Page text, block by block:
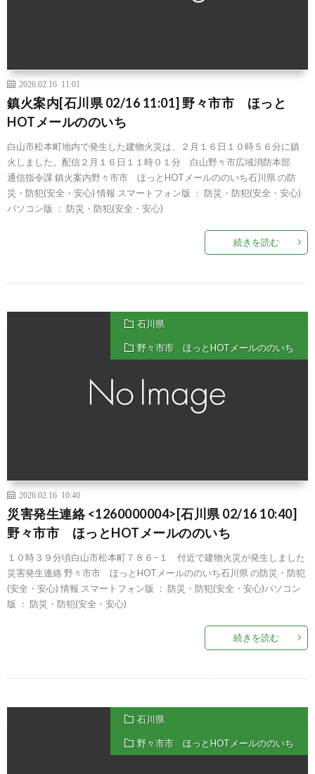
2026.02.16 11:01
鎮火案内[石川県 02/16 11:01] 野々市市 ほっと
HOTメールののいち
白山市松本町地内で発生した建物火災は、２月１６日１０時５６分に鎮
火しました。配信２月１６日１１時０１分 白山野々市広域消防本部
通信指令課 鎮火案内野々市市 ほっとHOTメールののいち石川県 の防
災・防犯(安全・安心) 情報 スマートフォン版 ： 防災・防犯(安全・安心)
パソコン版 ： 防災・防犯(安全・安心)
続きを読む
石川県
野々市市 ほっとHOTメールののいち
2026.02.16 10:40
災害発生連絡 <1260000004>[石川県 02/16 10:40]
野々市市 ほっとHOTメールののいち
１０時３９分頃白山市松本町７８６−１ 付近で建物火災が発生しました
災害発生連絡 野々市市 ほっとHOTメールののいち石川県 の防災・防犯
(安全・安心) 情報 スマートフォン版 ： 防災・防犯(安全・安心)パソコン
版 ： 防災・防犯(安全・安心)
続きを読む
石川県
野々市市 ほっとHOTメールののいち